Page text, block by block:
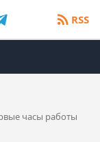
RSS
часы работы